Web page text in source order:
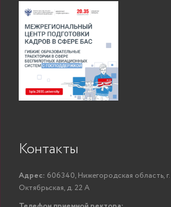
Контакты
Адрес: 606340, Нижегородская область, г.
Октябрьская, д. 22 А